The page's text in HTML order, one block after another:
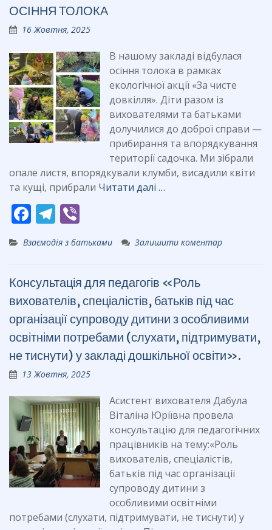
o
o
k
a
m
ОСІННЯ ТОЛОКА
16 Жовтня, 2025
В нашому закладі відбулася
осіння толока в рамках
екологічної акції «За чисте
довкілля». Діти разом із
вихователями та батьками
долучилися до доброї справи —
прибирання та впорядкування
території садочка. Ми зібрали
опале листя, впорядкували клумби, висадили квіти
та кущі, прибрали Читати далі …
F
e
b
o
o
k
T
el
e
gr
a
m
er
Взаємодія з батьками Залишити коментар
Консультація для педагогів «Роль
вихователів, спеціалістів, батьків під час
організації супроводу дитини з особливими
освітніми потребами (слухати, підтримувати,
не тиснути) у закладі дошкільної освіти».
13 Жовтня, 2025
Асистент вихователя Дабула
Віталіна Юріївна провела
консультацію для педагогічних
працівників на тему:«Роль
вихователів, спеціалістів,
батьків під час організації
супроводу дитини з
особливими освітніми
потребами (слухати, підтримувати, не тиснути) у